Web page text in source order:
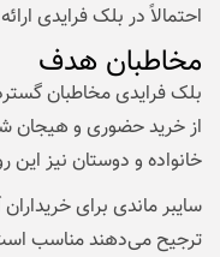
احتمالاً در بلک فرایدی
مخاطبان هدف
بلک فرایدی مخاطبان
از خرید حضوری و هیجان
خانواده و دوستان نیز
سایبر ماندی برای
ترجیح می‌دهند مناسب